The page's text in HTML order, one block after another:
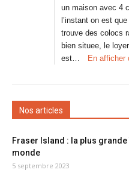
un maison avec 4
l’instant on est
trouve des colocs
bien situee, le
est…
En afficher
Nos articles
Fraser Island : la plus
monde
5 septembre 2023